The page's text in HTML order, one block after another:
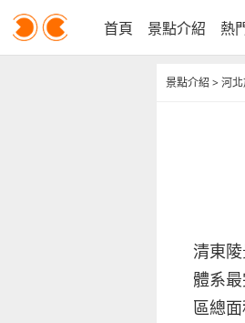
首頁 景點介紹 熱
景點介紹 >河
清東
體系
區總